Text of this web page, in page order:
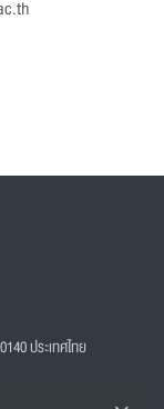
ประเทศไทย